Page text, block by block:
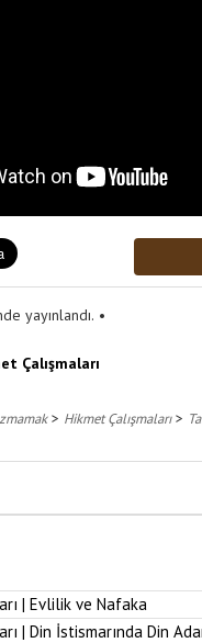
yayınlandı.
Çalışmaları
> Hikmet Çalışmaları>
| Evlilik ve Nafaka
| Din İstismarında Din